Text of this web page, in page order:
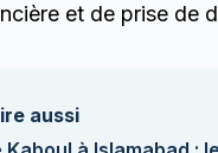
et de prise de
aussi